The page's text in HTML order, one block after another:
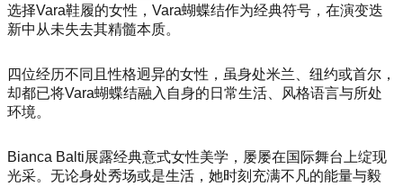
选择Vara鞋履的女性，Vara蝴蝶结作为经典符号，在演变迭
新中从未失去其精髓本质。
四位经历不同且性格迥异的女性，虽身处米兰、纽约或首尔，
却都已将Vara蝴蝶结融入自身的日常生活、风格语言与所处
环境。
Bianca Balti展露经典意式女性美学，屡屡在国际舞台上绽现
光采。无论身处秀场或是生活，她时刻充满不凡的能量与毅